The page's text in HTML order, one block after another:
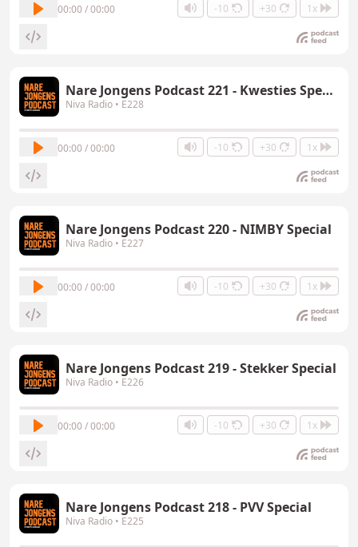
00:00 / 00:00 -10 +30 1x
Nare Jongens Podcast 221 - Kwesties Special
Niva Radio • E228
00:00 / 00:00 -10 +30 1x
Nare Jongens Podcast 220 - NIMBY Special
Niva Radio • E227
00:00 / 00:00 -10 +30 1x
Nare Jongens Podcast 219 - Stekker Special
Niva Radio • E226
00:00 / 00:00 -10 +30 1x
Nare Jongens Podcast 218 - PVV Special
Niva Radio • E225